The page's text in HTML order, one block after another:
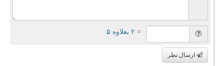
= ۲ بعلاوه ۵
ارسال نظر